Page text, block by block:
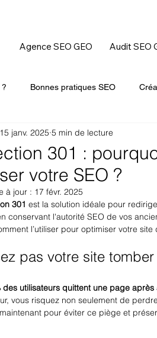
Agence SEO GEO Audit SEO
Bonnes pratiques SEO
301 :
votre SEO ?
15 janv. 2025 5 min de lecture
à jour : 17 févr. 2025
301 est la solution idéale pour
conservant l'autorité SEO de vos
l’utiliser pour optimiser votre
pas votre site
des utilisateurs quittent une page
vous risquez non seulement de
pour éviter ce piège et